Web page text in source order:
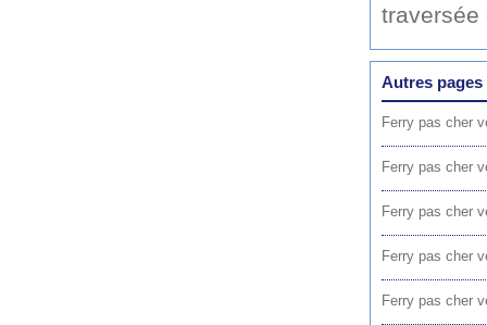
traversée
Autres pages
Ferry pas cher
Ferry pas cher
Ferry pas cher
Ferry pas cher
Ferry pas cher